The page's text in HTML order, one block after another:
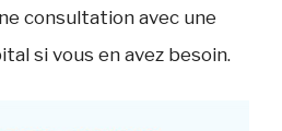
consultation avec une
si vous en avez besoin.